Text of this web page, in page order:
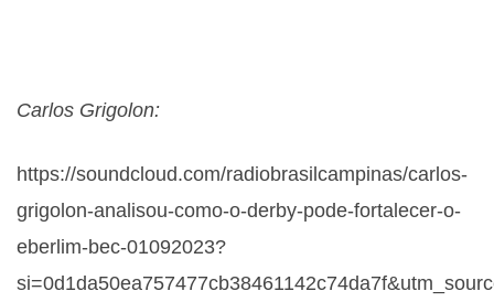
Carlos Grigolon:
https://soundcloud.com/radiobrasilcampinas/carlos-
grigolon-analisou-como-o-derby-pode-fortalecer-o-
eberlim-bec-01092023?